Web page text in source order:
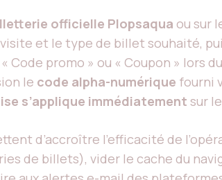
officielle Plopsaqua ou sur
et le type de billet souhaité,
Code promo » ou « Coupon » lors
le code alpha-numérique fourni
s’applique immédiatement sur
d’accroître l’efficacité de
de billets), vider le cache du